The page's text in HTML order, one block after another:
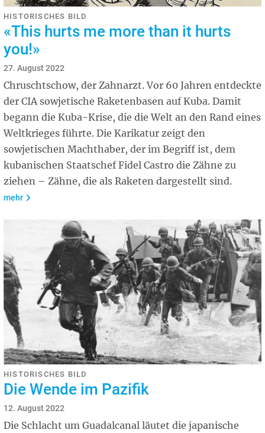
HISTORISCHES BILD
«This hurts me more than it hurts
you!»
27. August 2022
Chruschtschow, der Zahnarzt. Vor 60 Jahren entdeckte
der CIA sowjetische Raketenbasen auf Kuba. Damit
begann die Kuba-Krise, die die Welt an den Rand eines
Weltkrieges führte. Die Karikatur zeigt den
sowjetischen Machthaber, der im Begriff ist, dem
kubanischen Staatschef Fidel Castro die Zähne zu
ziehen – Zähne, die als Raketen dargestellt sind.
mehr
HISTORISCHES BILD
Die Wende im Pazifik
12. August 2022
Die Schlacht um Guadalcanal läutet die japanische